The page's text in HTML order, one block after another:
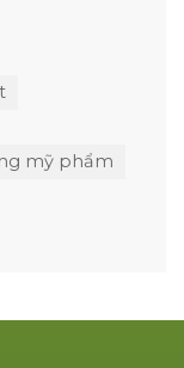
mỹ phẩm